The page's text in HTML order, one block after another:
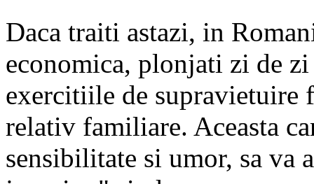
Daca traiti astazi, in
economica, plonjati zi de
exercitiile de supravietuire
relativ familiare. Aceasta
sensibilitate si umor, sa va